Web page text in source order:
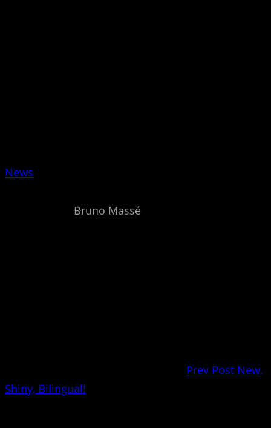
News
Bruno Massé
Prev Post New,
Shiny, Bilingual!